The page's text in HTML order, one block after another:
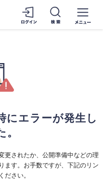
にエラーが発生し
更されたか、公開準備中などの理
ます。お手数ですが、下記のリン
ださい。